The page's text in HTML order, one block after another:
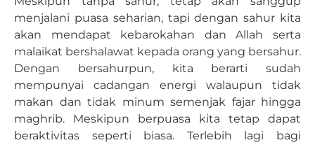
menjalani puasa seharian, tapi dengan sahur kita
akan mendapat kebarokahan dan Allah serta
malaikat bershalawat kepada orang yang bersahur.
Dengan bersahurpun, kita berarti sudah
mempunyai cadangan energi walaupun tidak
makan dan tidak minum semenjak fajar hingga
maghrib. Meskipun berpuasa kita tetap dapat
beraktivitas seperti biasa. Terlebih lagi bagi